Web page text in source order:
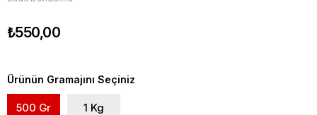
₺550,00
Ürünün Gramajını Seçiniz
500 Gr 1 Kg